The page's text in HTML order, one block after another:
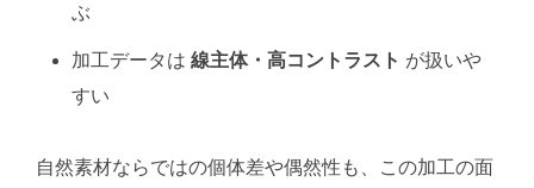
ぶ
加工データは 線主体・高コントラスト が扱いや
すい
自然素材ならではの個体差や偶然性も、この加工の面